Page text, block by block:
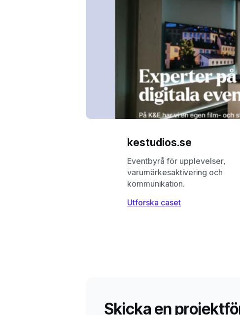
kestudios.se
Eventbyrå för upplevelser,
varumärkesaktivering och
kommunikation.
Utforska caset
Skicka en